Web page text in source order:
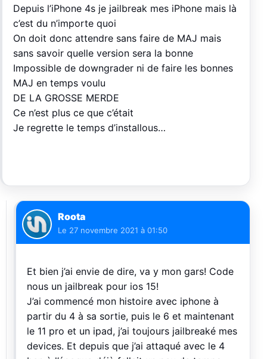
Depuis l’iPhone 4s je jailbreak mes iPhone mais là
c’est du n’importe quoi
On doit donc attendre sans faire de MAJ mais
sans savoir quelle version sera la bonne
Impossible de downgrader ni de faire les bonnes
MAJ en temps voulu
DE LA GROSSE MERDE
Ce n’est plus ce que c’était
Je regrette le temps d’installous…
Roota
Le 27 novembre 2021 à 01:50
Et bien j’ai envie de dire, va y mon gars! Code
nous un jailbreak pour ios 15!
J’ai commencé mon histoire avec iphone à
partir du 4 à sa sortie, puis le 6 et maintenant
le 11 pro et un ipad, j’ai toujours jailbreaké mes
devices. Et depuis que j’ai attaqué avec le 4